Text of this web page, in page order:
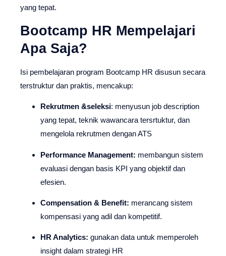
yang tepat.
Bootcamp HR Mempelajari
Apa Saja?
Isi pembelajaran program Bootcamp HR disusun secara
terstruktur dan praktis, mencakup:
Rekrutmen &seleksi: menyusun job description
yang tepat, teknik wawancara tersrtuktur, dan
mengelola rekrutmen dengan ATS
Performance Management: membangun sistem
evaluasi dengan basis KPI yang objektif dan
efesien.
Compensation & Benefit: merancang sistem
kompensasi yang adil dan kompetitif.
HR Analytics: gunakan data untuk memperoleh
insight dalam strategi HR